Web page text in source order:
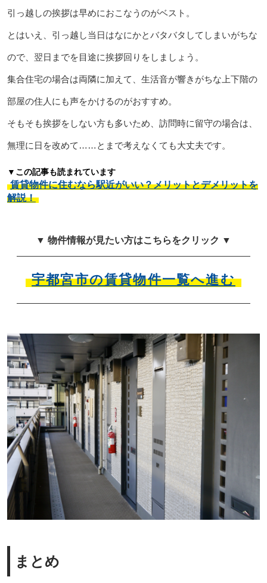
引っ越しの挨拶は早めにおこなうのがベスト。
とはいえ、引っ越し当日はなにかとバタバタしてしまいがちな
ので、翌日までを目途に挨拶回りをしましょう。
集合住宅の場合は両隣に加えて、生活音が響きがちな上下階の
部屋の住人にも声をかけるのがおすすめ。
そもそも挨拶をしない方も多いため、訪問時に留守の場合は、
無理に日を改めて……とまで考えなくても大丈夫です。
▼この記事も読まれています
賃貸物件に住むなら駅近がいい？メリットとデメリットを
解説！
▼ 物件情報が見たい方はこちらをクリック ▼
宇都宮市の賃貸物件一覧へ進む
まとめ